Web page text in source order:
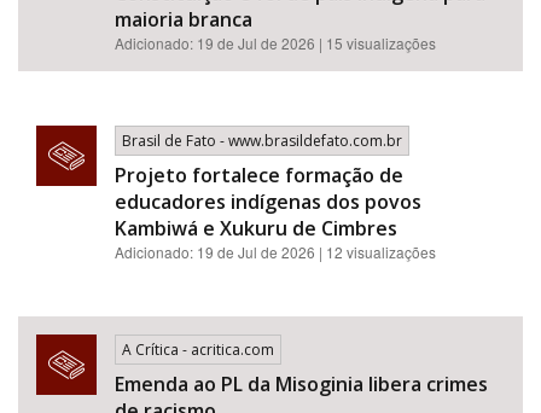
maioria branca
Adicionado: 19 de Jul de 2026 | 15 visualizações
Brasil de Fato - www.brasildefato.com.br
Projeto fortalece formação de
educadores indígenas dos povos
Kambiwá e Xukuru de Cimbres
Adicionado: 19 de Jul de 2026 | 12 visualizações
A Crítica - acritica.com
Emenda ao PL da Misoginia libera crimes